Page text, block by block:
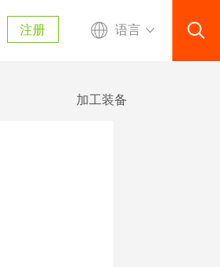
注册 语言
加工装备